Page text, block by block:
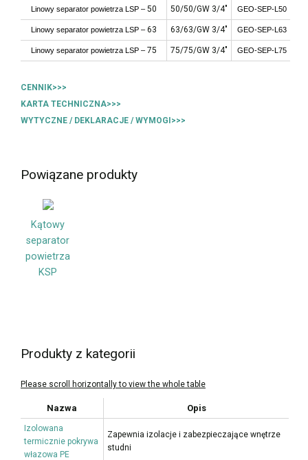
Linowy separator powietrza LSP –50 50/50/GW 3/4" GEO-SEP-L50
Linowy separator powietrza LSP –63 63/63/GW 3/4" GEO-SEP-L63
Linowy separator powietrza LSP –75 75/75/GW 3/4" GEO-SEP-L75
CENNIK>>>
KARTA TECHNICZNA>>>
WYTYCZNE / DEKLARACJE / WYMOGI>>>
Powiązane produkty
Kątowy
separator
powietrza
KSP
Produkty z kategorii
Nazwa Opis
Izolowana
termicznie pokrywa
włazowa PE
Zapewnia izolacje i zabezpieczające wnętrze
studni